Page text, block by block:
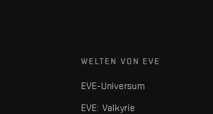
WELTEN VON EVE
EVE-Universum
EVE: Valkyrie